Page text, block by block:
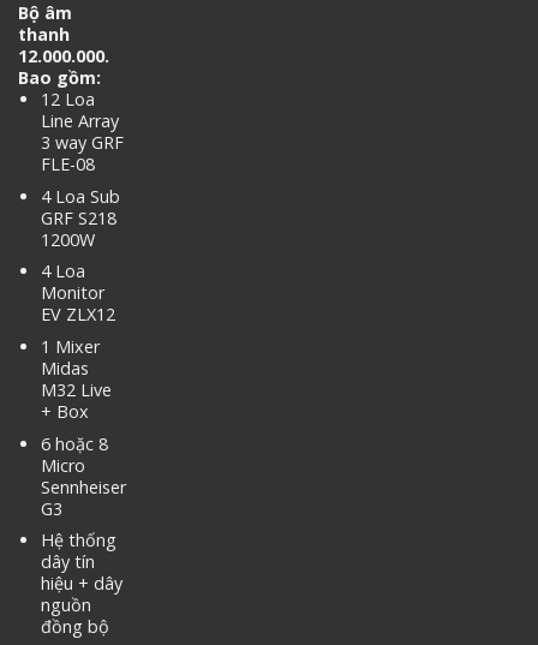
Bộ âm
thanh
12.000.000.
Bao gồm:
12 Loa
Line Array
3 way GRF
FLE-08
4 Loa Sub
GRF S218
1200W
4 Loa
Monitor
EV ZLX12
1 Mixer
Midas
M32 Live
+ Box
6 hoặc 8
Micro
Sennheiser
G3
Hệ thống
dây tín
hiệu + dây
nguồn
đồng bộ